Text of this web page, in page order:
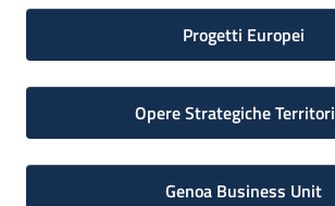
Progetti Europei
Opere Strategiche
Genoa Business Unit